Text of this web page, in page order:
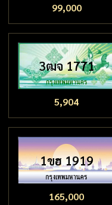
99,000
3ฒจ 1771
5,904
1ขฮ 1919
165,000